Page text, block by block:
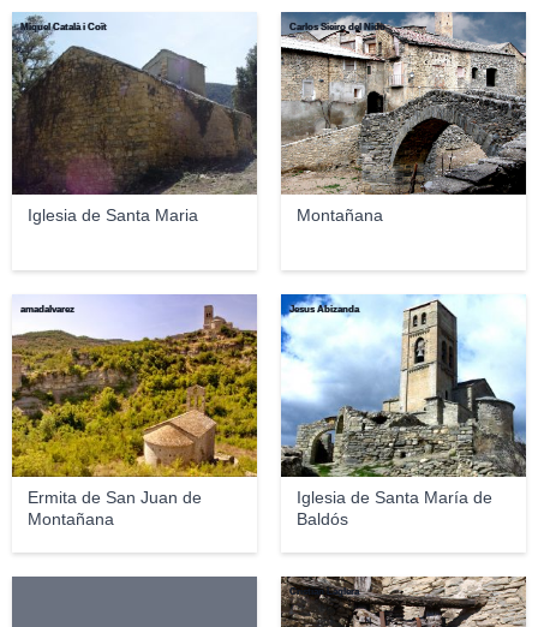
Iglesia de Santa Maria
Miquel Català i Coït
Montañana
Carlos Sieiro del Nido
Ermita de San Juan de
Montañana
amadalvarez
Iglesia de Santa María de
Baldós
Jesus Abizanda
Cristian Laglera